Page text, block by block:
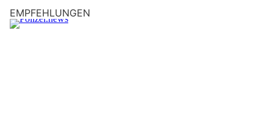
EMPFEHLUNGEN